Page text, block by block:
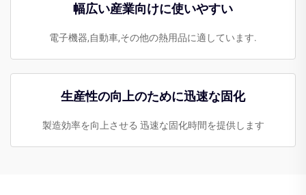
幅広い産業向けに使いやすい
電子機器,自動車,その他の熱用品に適しています.
生産性の向上のために迅速な固化
製造効率を向上させる 迅速な固化時間を提供します